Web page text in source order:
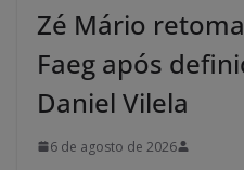
Zé Mário
Faeg após
Daniel Vilela
6 de agosto de 2026